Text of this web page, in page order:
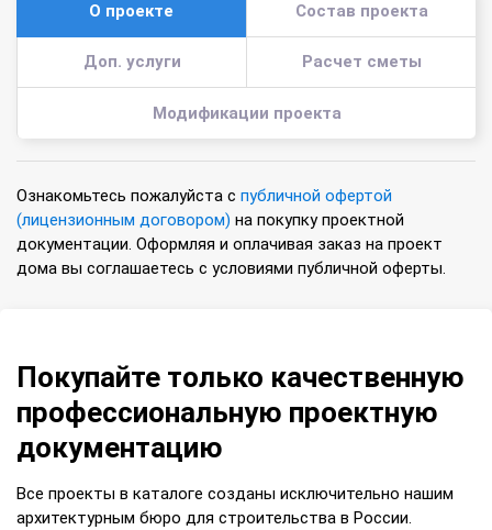
О проекте Состав проекта
Доп. услуги Расчет сметы
Модификации проекта
Ознакомьтесь пожалуйста с публичной офертой
(лицензионным договором) на покупку проектной
документации. Оформляя и оплачивая заказ на проект
дома вы соглашаетесь с условиями публичной оферты.
Покупайте только качественную
профессиональную проектную
документацию
Все проекты в каталоге созданы исключительно нашим
архитектурным бюро для строительства в России.